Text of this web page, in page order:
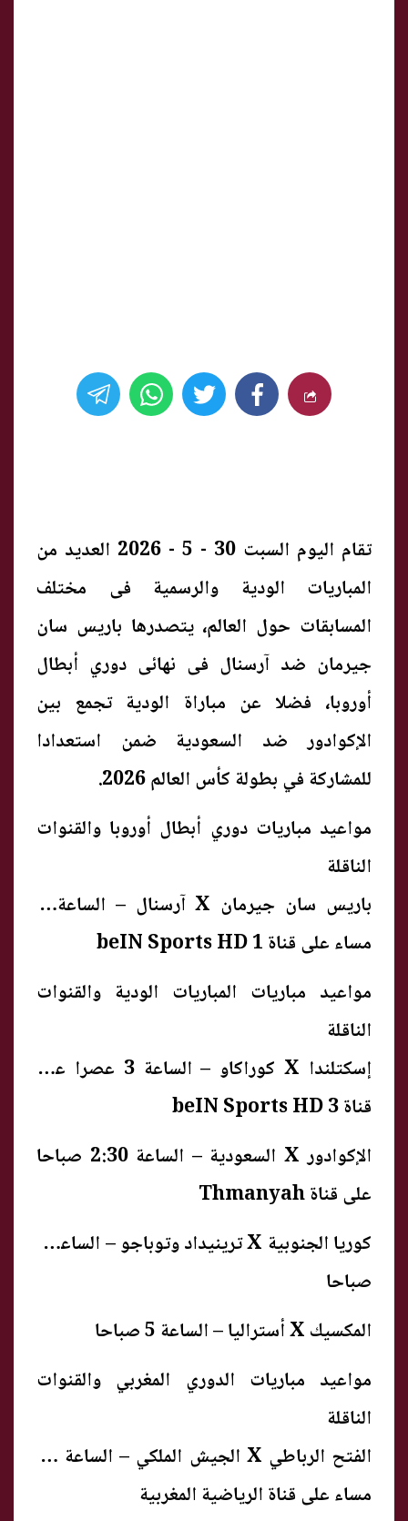
تقام اليوم السبت 30 - 5 - 2026 العديد من
المباريات الودية والرسمية فى مختلف
المسابقات حول العالم، يتصدرها باريس سان
جيرمان ضد آرسنال فى نهائى دوري أبطال
أوروبا، فضلا عن مباراة الودية تجمع بين
الإكوادور ضد السعودية ضمن استعدادا
للمشاركة في بطولة كأس العالم 2026.
مواعيد مباريات دوري أبطال أوروبا والقنوات
الناقلة
باريس سان جيرمان X آرسنال – الساعة 7
مساء على قناة beIN Sports HD 1
مواعيد مباريات المباريات الودية والقنوات
الناقلة
إسكتلندا X كوراكاو – الساعة 3 عصرا على
قناة beIN Sports HD 3
الإكوادور X السعودية – الساعة 2:30 صباحا
على قناة Thmanyah
كوريا الجنوبية X ترينيداد وتوباجو – الساعة 4
صباحا
المكسيك X أستراليا – الساعة 5 صباحا
مواعيد مباريات الدوري المغربي والقنوات
الناقلة
الفتح الرباطي X الجيش الملكي – الساعة 10
مساء على قناة الرياضية المغربية